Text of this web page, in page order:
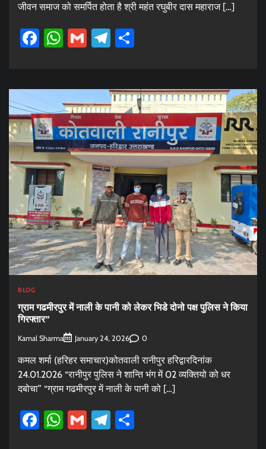
जीवन समाज को समर्पित होता है श्री महंत रघुबीर दास महाराज […]
Facebook
WhatsApp
GmailTelegram
BLOG
ग्राम गढमीरपुर में नाली के पानी को लेकर भिडे दोनो पक्ष पुलिस ने किया
गिरफ्तार”
Kamal Sharma January 24, 2026 0
कमल शर्मा (हरिहर समाचार)कोतवाली रानीपुर हरिद्वारदिनांक
24.01.2026 “रानीपुर पुलिस ने शान्ति भंग में 02 व्यक्तियो को धर
दबोचा” “ग्राम गढमीरपुर में नाली के पानी को […]
Facebook
WhatsApp
GmailTelegram